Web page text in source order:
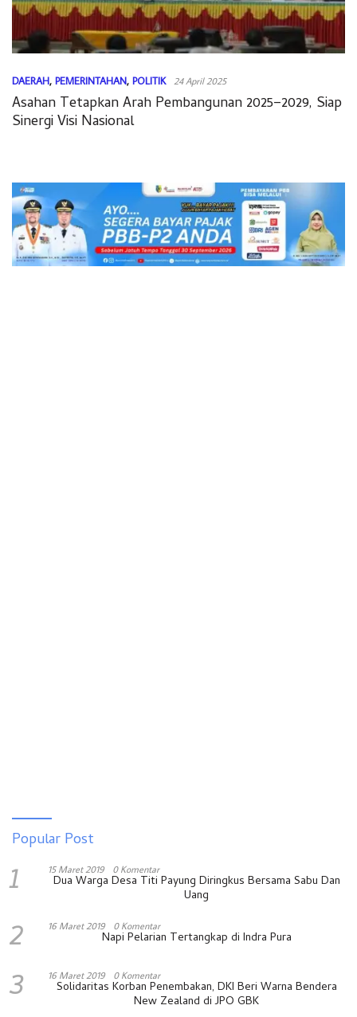
DAERAH, PEMERINTAHAN, POLITIK 24 April 2025
Asahan Tetapkan Arah Pembangunan 2025–2029, Siap
Sinergi Visi Nasional
Popular Post
1 15 Maret 2019 0 Komentar
Dua Warga Desa Titi Payung Diringkus Bersama Sabu Dan
Uang
2 16 Maret 2019 0 Komentar
Napi Pelarian Tertangkap di Indra Pura
3 16 Maret 2019 0 Komentar
Solidaritas Korban Penembakan, DKI Beri Warna Bendera
New Zealand di JPO GBK